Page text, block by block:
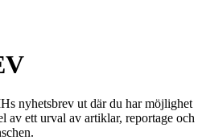
nyhetsbrev ut där du har möjlighet
av ett urval av artiklar, reportage och